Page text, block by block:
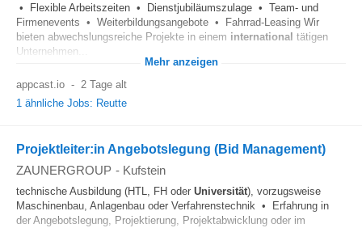
• Flexible Arbeitszeiten • Dienstjubiläumszulage • Team- und
Firmenevents • Weiterbildungsangebote • Fahrrad-Leasing Wir
bieten abwechslungsreiche Projekte in einem international tätigen
Unternehmen...
Mehr anzeigen
appcast.io - 2 Tage alt
1 ähnliche Jobs: Reutte
Projektleiter:in Angebotslegung (Bid Management)
ZAUNERGROUP - Kufstein
technische Ausbildung (HTL, FH oder Universität), vorzugsweise
Maschinenbau, Anlagenbau oder Verfahrenstechnik • Erfahrung in
der Angebotslegung, Projektierung, Projektabwicklung oder im